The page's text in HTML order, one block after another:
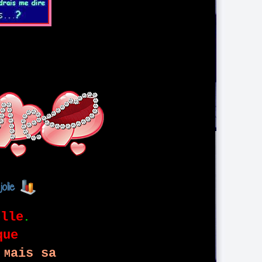
.
Mais sa